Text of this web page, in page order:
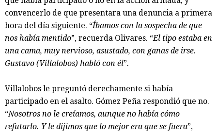
convencerlo de que presentara una denuncia a primera
hora del día siguiente. “Íbamos con la sospecha de que
nos había mentido”, recuerda Olivares. “El tipo estaba en
una cama, muy nervioso, asustado, con ganas de irse.
Gustavo (Villalobos) habló con él”.
Villalobos le preguntó derechamente si había
participado en el asalto. Gómez Peña respondió que no.
“Nosotros no le creíamos, aunque no había cómo
refutarlo. Y le dijimos que lo mejor era que se fuera”,